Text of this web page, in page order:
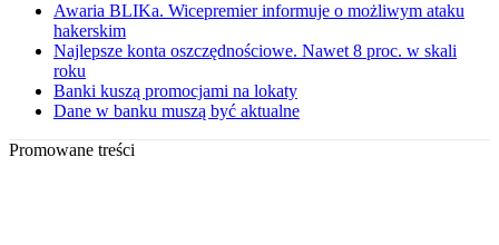
Awaria BLIKa. Wicepremier informuje o możliwym ataku
hakerskim
Najlepsze konta oszczędnościowe. Nawet 8 proc. w skali
roku
Banki kuszą promocjami na lokaty
Dane w banku muszą być aktualne
Promowane treści